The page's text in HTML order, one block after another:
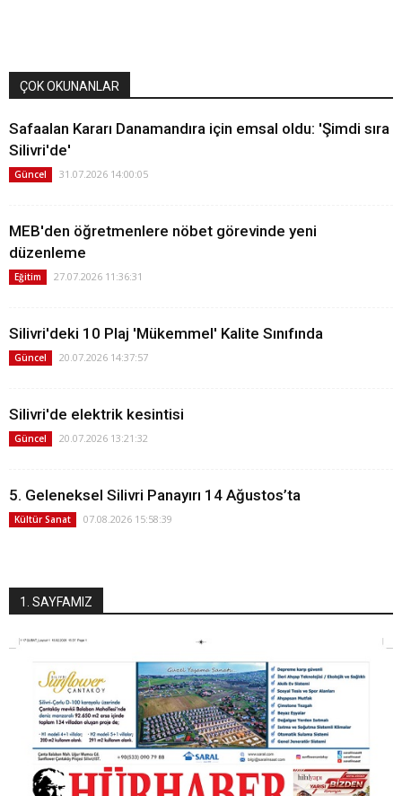
ÇOK OKUNANLAR
Safaalan Kararı Danamandıra için emsal oldu: 'Şimdi sıra
Silivri'de'
Güncel 31.07.2026 14:00:05
MEB'den öğretmenlere nöbet görevinde yeni
düzenleme
Eğitim 27.07.2026 11:36:31
Silivri'deki 10 Plaj 'Mükemmel' Kalite Sınıfında
Güncel 20.07.2026 14:37:57
Silivri'de elektrik kesintisi
Güncel 20.07.2026 13:21:32
5. Geleneksel Silivri Panayırı 14 Ağustos’ta
Kültür Sanat 07.08.2026 15:58:39
1. SAYFAMIZ